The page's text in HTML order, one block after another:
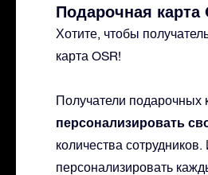
Подарочная карта
Хотите, чтобы
карта OSR!
Получатели подарочных
персонализировать
количества
персонализировать